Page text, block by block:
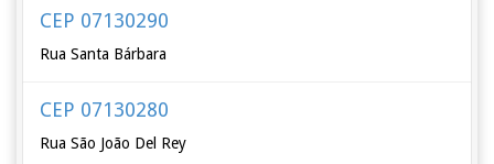
CEP 07130290
Rua Santa Bárbara
CEP 07130280
Rua São João Del Rey